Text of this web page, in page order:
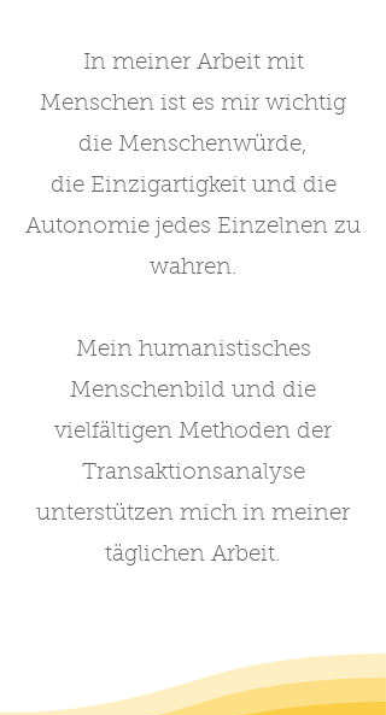
In meiner Arbeit mit
Menschen ist es mir wichtig
die Menschenwürde,
die Einzigartigkeit und die
Autonomie jedes Einzelnen zu
wahren.
Mein humanistisches
Menschenbild und die
vielfältigen Methoden der
Transaktionsanalyse
unterstützen mich in meiner
täglichen Arbeit.